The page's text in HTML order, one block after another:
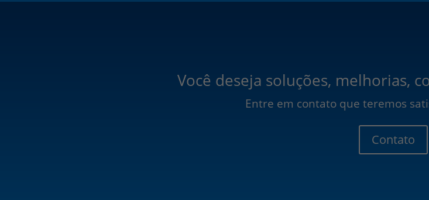
Você deseja soluções, melhorias,
Entre em contato que teremos
Contato